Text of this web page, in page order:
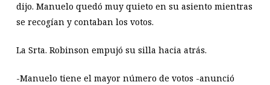
dijo. Manuelo quedó muy quieto en su asiento mientras
se recogían y contaban los votos.
La Srta. Robinson empujó su silla hacia atrás.
-Manuelo tiene el mayor número de votos -anunció